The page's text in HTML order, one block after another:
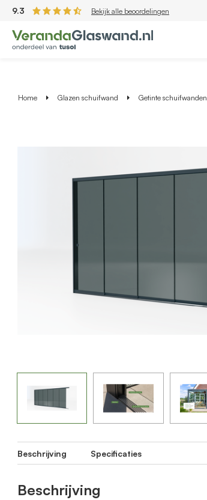
9.3 Bekijk alle beoordelingen
Home Glazen schuifwand Getinte schuifwanden
Beschrijving Specificaties
Beschrijving